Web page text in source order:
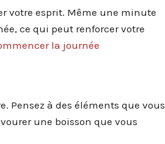
votre esprit. Même une minute
ce qui peut renforcer votre
la journée
Pensez à des éléments que vous
une boisson que vous